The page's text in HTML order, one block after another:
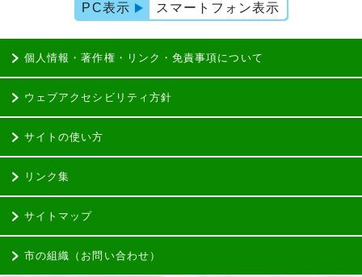
PC表示 スマートフォン表示
個人情報・著作権・リンク・免責事項について
ウェブアクセシビリティ方針
サイトの使い方
リンク集
サイトマップ
市の組織（お問い合わせ）